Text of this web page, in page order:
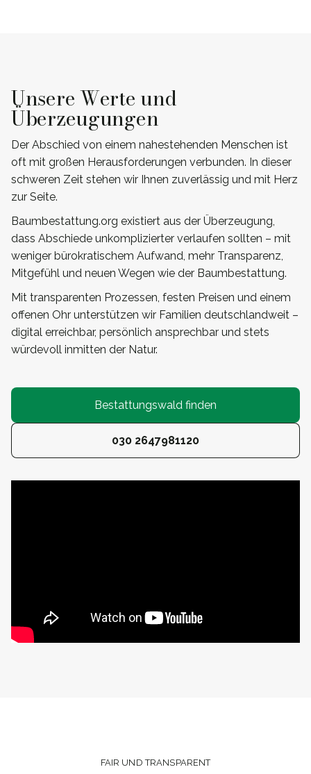
Unsere Werte und
Überzeugungen
Der Abschied von einem nahestehenden Menschen ist
oft mit großen Herausforderungen verbunden. In dieser
schweren Zeit stehen wir Ihnen zuverlässig und mit Herz
zur Seite.
Baumbestattung.org existiert aus der Überzeugung,
dass Abschiede unkomplizierter verlaufen sollten – mit
weniger bürokratischem Aufwand, mehr Transparenz,
Mitgefühl und neuen Wegen wie der Baumbestattung.
Mit transparenten Prozessen, festen Preisen und einem
offenen Ohr unterstützen wir Familien deutschlandweit –
digital erreichbar, persönlich ansprechbar und stets
würdevoll inmitten der Natur.
Bestattungswald finden
030 2647981120
FAIR UND TRANSPARENT